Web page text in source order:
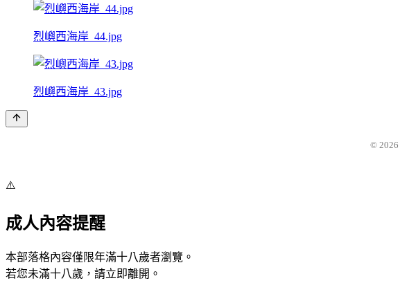
烈嶼西海岸_44.jpg
烈嶼西海岸_43.jpg
© 2026
⚠️
成人內容提醒
本部落格內容僅限年滿十八歲者瀏覽。
若您未滿十八歲，請立即離開。